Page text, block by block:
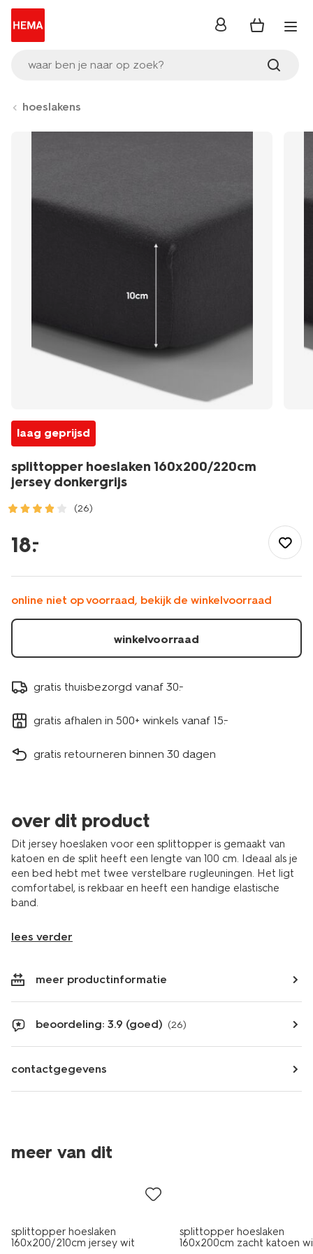
waar ben je naar op zoek?
inloggen
hoeslakens
laag geprijsd
splittopper hoeslaken 160x200/220cm
jersey donkergrijs
(26)
slapen/slapen/hoeslaken/splittopper-
hoeslaken-
jersey-
donkergrijs-
18.
–
online niet op voorraad, bekijk de winkelvoorraad
winkelvoorraad
gratis thuisbezorgd vanaf 30.-
gratis afhalen in 500+ winkels vanaf 15.-
gratis retourneren binnen 30 dagen
over dit product
Dit jersey hoeslaken voor een splittopper is gemaakt van
katoen en de split heeft een lengte van 100 cm. Ideaal als je
een bed hebt met twee verstelbare rugleuningen. Het ligt
comfortabel, is rekbaar en heeft een handige elastische
band.
lees verder
meer productinformatie
beoordeling: 3.9 (goed) (26)
contactgegevens
meer van dit
splittopper hoeslaken
160x200/210cm jersey wit
splittopper hoeslaken
160x200cm zacht katoen